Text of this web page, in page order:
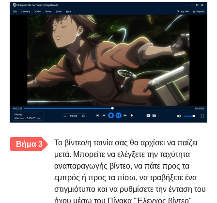
Βήμα 3
Το βίντεο/η ταινία σας θα αρχίσει να παίζει
μετά. Μπορείτε να ελέγξετε την ταχύτητα
αναπαραγωγής βίντεο, να πάτε προς τα
εμπρός ή προς τα πίσω, να τραβήξετε ένα
στιγμιότυπο και να ρυθμίσετε την ένταση του
ήχου μέσω του Πίνακα "Έλεγχος βίντεο"